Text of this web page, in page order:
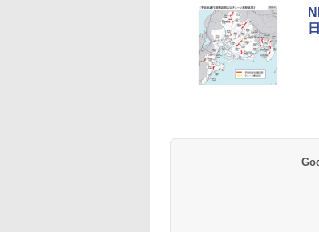
10,450円～
7,950円～